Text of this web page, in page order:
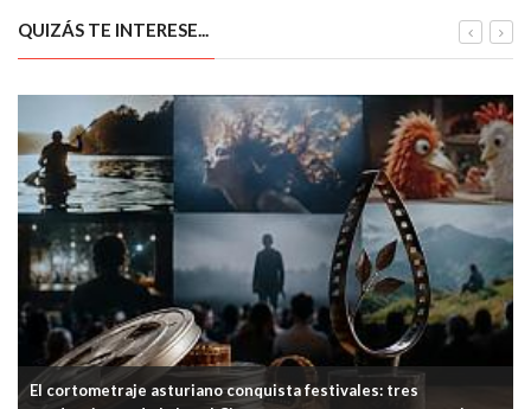
QUIZÁS TE INTERESE...
El cortometraje asturiano conquista festivales: tres